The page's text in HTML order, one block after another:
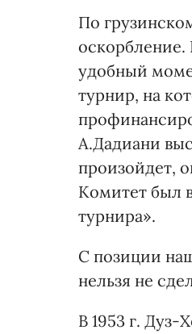
По
оскорбление.
удобный
турнир, на
А.Дадиани
произойдет,
Комитет был
турнира».
С позиции
нельзя не
В 1953 г.